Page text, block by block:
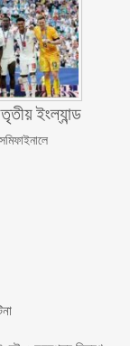
ইংল্যান্ড